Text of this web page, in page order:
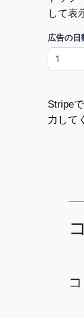
して表
広告の
Stripe
力して